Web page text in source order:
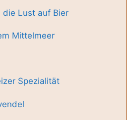
die Lust auf Bier
Mittelmeer
Spezialität